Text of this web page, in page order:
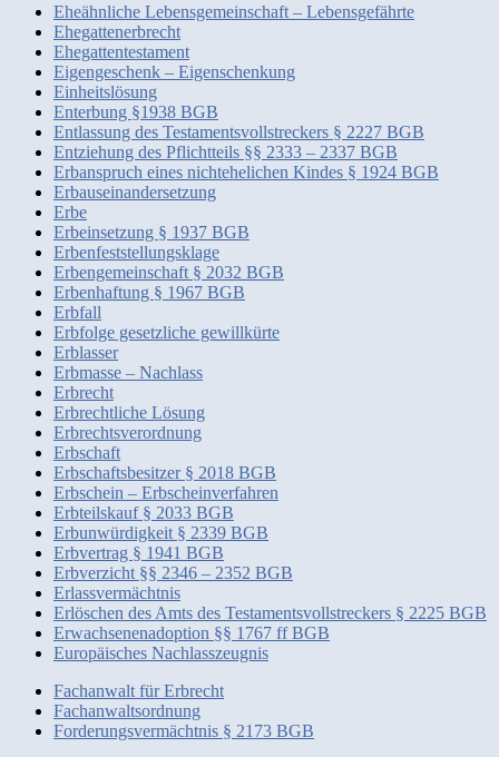
Eheähnliche Lebensgemeinschaft – Lebensgefährte
Ehegattenerbrecht
Ehegattentestament
Eigengeschenk – Eigenschenkung
Einheitslösung
Enterbung §1938 BGB
Entlassung des Testamentsvollstreckers § 2227 BGB
Entziehung des Pflichtteils §§ 2333 – 2337 BGB
Erbanspruch eines nichtehelichen Kindes § 1924 BGB
Erbauseinandersetzung
Erbe
Erbeinsetzung § 1937 BGB
Erbenfeststellungsklage
Erbengemeinschaft § 2032 BGB
Erbenhaftung § 1967 BGB
Erbfall
Erbfolge gesetzliche gewillkürte
Erblasser
Erbmasse – Nachlass
Erbrecht
Erbrechtliche Lösung
Erbrechtsverordnung
Erbschaft
Erbschaftsbesitzer § 2018 BGB
Erbschein – Erbscheinverfahren
Erbteilskauf § 2033 BGB
Erbunwürdigkeit § 2339 BGB
Erbvertrag § 1941 BGB
Erbverzicht §§ 2346 – 2352 BGB
Erlassvermächtnis
Erlöschen des Amts des Testamentsvollstreckers § 2225 BGB
Erwachsenenadoption §§ 1767 ff BGB
Europäisches Nachlasszeugnis
Fachanwalt für Erbrecht
Fachanwaltsordnung
Forderungsvermächtnis § 2173 BGB